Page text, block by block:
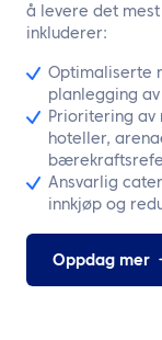
å levere det
inkluderer:
Optimaliserte
planlegging
Prioritering av
hoteller,
Ansvarlig
innkjøp og
Oppdag mer